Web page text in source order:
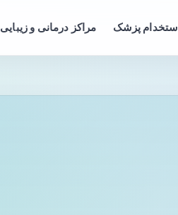
استخدام پزشک مراکز درمانی و زیبایی